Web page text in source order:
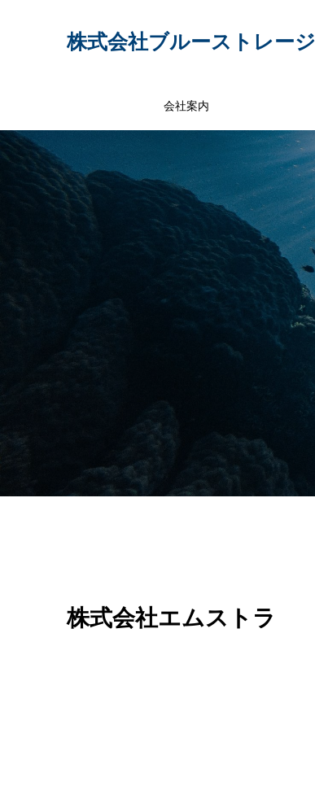
株式会社ブルーストレージ
会社案内
株式会社エムストラ